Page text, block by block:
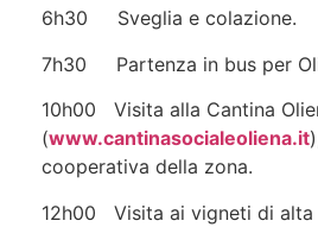
6h30 Sveglia e colazione.
7h30 Partenza in bus per
10h00 Visita alla Cantina
(www.cantinasocialeoliena.it
cooperativa della zona.
12h00 Visita ai vigneti di alta